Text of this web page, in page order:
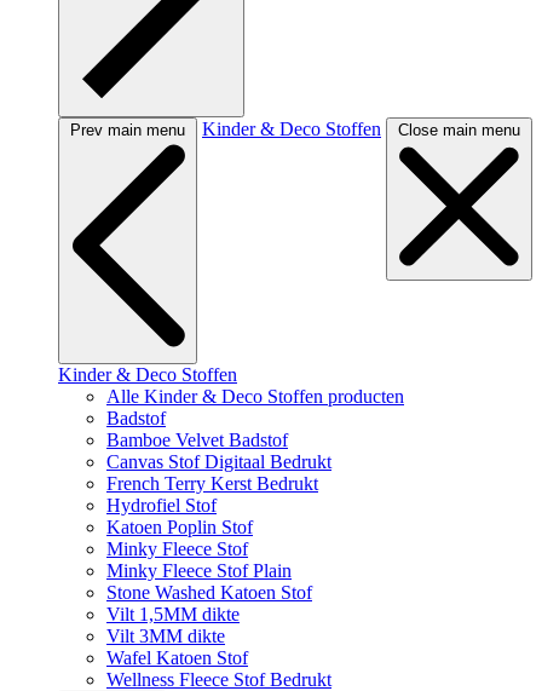
Prev main menu Kinder & Deco Stoffen Close main menu
Kinder & Deco Stoffen
Alle Kinder & Deco Stoffen producten
Badstof
Bamboe Velvet Badstof
Canvas Stof Digitaal Bedrukt
French Terry Kerst Bedrukt
Hydrofiel Stof
Katoen Poplin Stof
Minky Fleece Stof
Minky Fleece Stof Plain
Stone Washed Katoen Stof
Vilt 1,5MM dikte
Vilt 3MM dikte
Wafel Katoen Stof
Wellness Fleece Stof Bedrukt